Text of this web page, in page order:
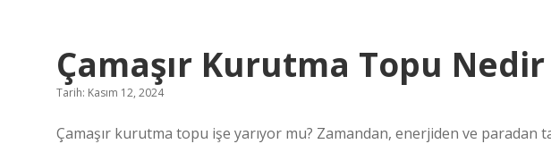
Çamaşır Kurutma Topu Nedir
Tarih: Kasım 12, 2024
Çamaşır kurutma topu işe yarıyor mu? Zamandan, enerjiden ve paradan